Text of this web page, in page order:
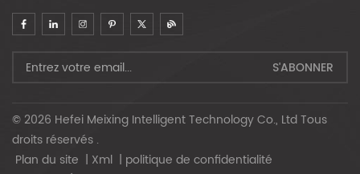
© 2026 Hefei Meixing Intelligent Technology Co., Ltd Tous
droits réservés .
Plan du site | Xml | politique de confidentialité